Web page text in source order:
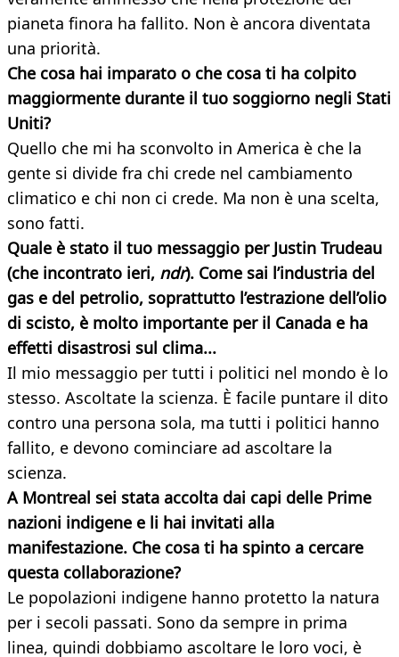
pianeta finora ha fallito. Non è ancora diventata
una priorità.
Che cosa hai imparato o che cosa ti ha colpito
maggiormente durante il tuo soggiorno negli Stati
Uniti?
Quello che mi ha sconvolto in America è che la
gente si divide fra chi crede nel cambiamento
climatico e chi non ci crede. Ma non è una scelta,
sono fatti.
Quale è stato il tuo messaggio per Justin Trudeau
(che incontrato ieri, ndr). Come sai l’industria del
gas e del petrolio, soprattutto l’estrazione dell’olio
di scisto, è molto importante per il Canada e ha
effetti disastrosi sul clima...
Il mio messaggio per tutti i politici nel mondo è lo
stesso. Ascoltate la scienza. È facile puntare il dito
contro una persona sola, ma tutti i politici hanno
fallito, e devono cominciare ad ascoltare la
scienza.
A Montreal sei stata accolta dai capi delle Prime
nazioni indigene e li hai invitati alla
manifestazione. Che cosa ti ha spinto a cercare
questa collaborazione?
Le popolazioni indigene hanno protetto la natura
per i secoli passati. Sono da sempre in prima
linea, quindi dobbiamo ascoltare le loro voci, è